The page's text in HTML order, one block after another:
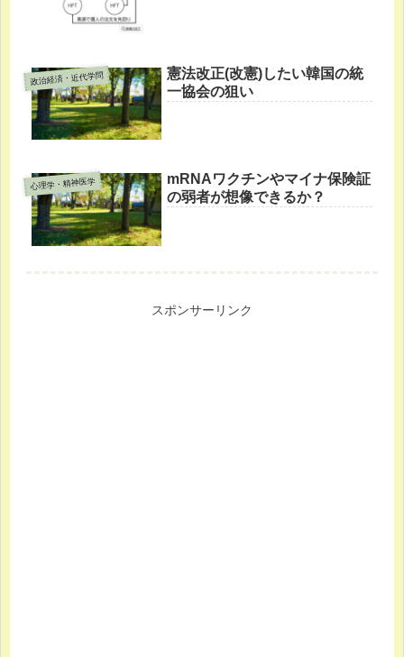
政治経済・近代学問
憲法改正(改憲)したい韓国の統
一協会の狙い
心理学・精神医学
mRNAワクチンやマイナ保険証
の弱者が想像できるか？
スポンサーリンク